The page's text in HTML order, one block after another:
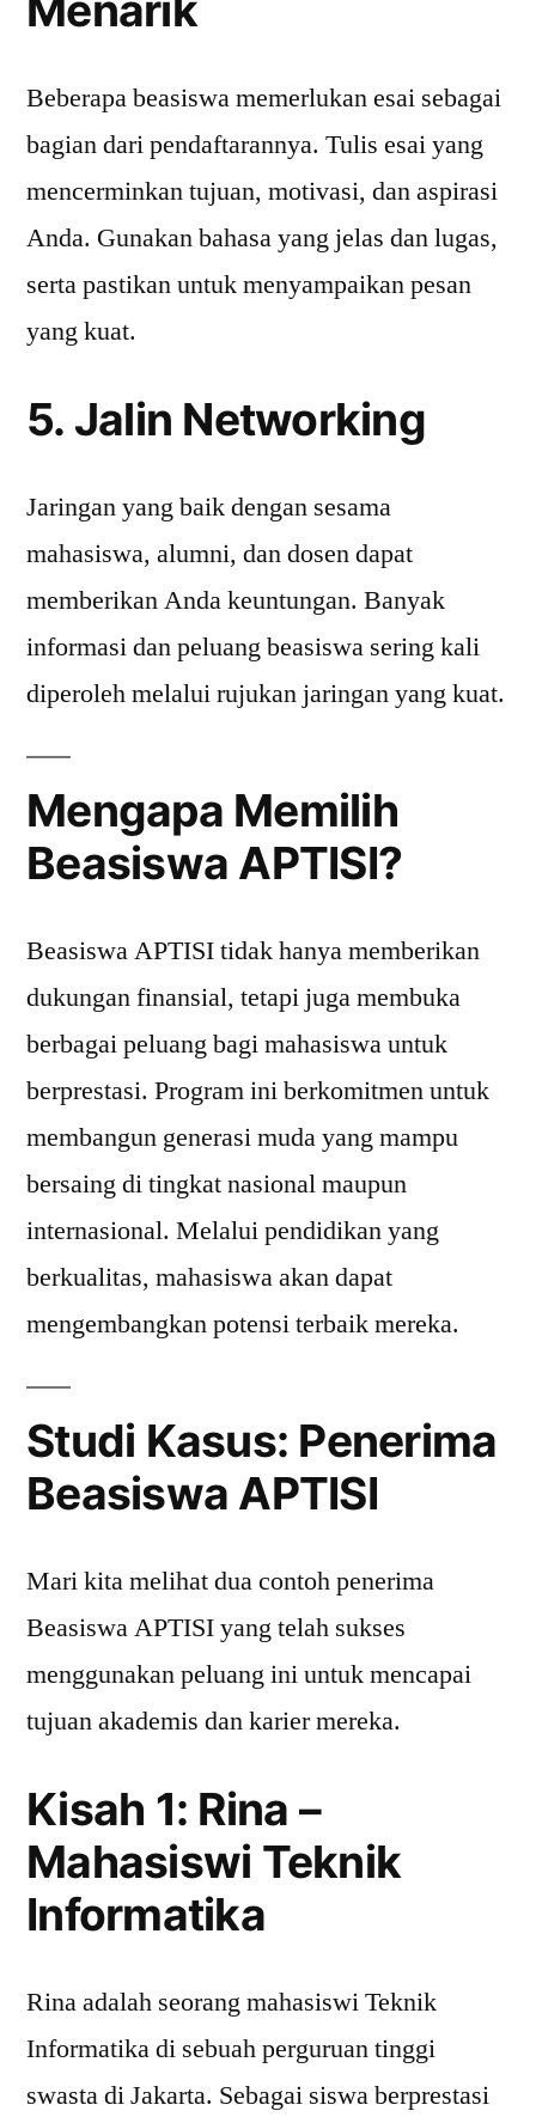
Beberapa beasiswa memerlukan esai sebagai
bagian dari pendaftarannya. Tulis esai yang
mencerminkan tujuan, motivasi, dan aspirasi
Anda. Gunakan bahasa yang jelas dan lugas,
serta pastikan untuk menyampaikan pesan
yang kuat.
5. Jalin Networking
Jaringan yang baik dengan sesama
mahasiswa, alumni, dan dosen dapat
memberikan Anda keuntungan. Banyak
informasi dan peluang beasiswa sering kali
diperoleh melalui rujukan jaringan yang kuat.
Mengapa Memilih
Beasiswa APTISI?
Beasiswa APTISI tidak hanya memberikan
dukungan finansial, tetapi juga membuka
berbagai peluang bagi mahasiswa untuk
berprestasi. Program ini berkomitmen untuk
membangun generasi muda yang mampu
bersaing di tingkat nasional maupun
internasional. Melalui pendidikan yang
berkualitas, mahasiswa akan dapat
mengembangkan potensi terbaik mereka.
Studi Kasus: Penerima
Beasiswa APTISI
Mari kita melihat dua contoh penerima
Beasiswa APTISI yang telah sukses
menggunakan peluang ini untuk mencapai
tujuan akademis dan karier mereka.
Kisah 1: Rina –
Mahasiswi Teknik
Informatika
Rina adalah seorang mahasiswi Teknik
Informatika di sebuah perguruan tinggi
swasta di Jakarta. Sebagai siswa berprestasi